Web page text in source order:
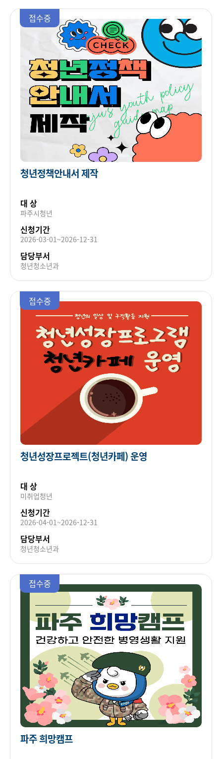
접수중
청년정책안내서 제작
대 상
파주시청년
신청기간
2026-03-01~2026-12-31
담당부서
청년청소년과
접수중
청년성장프로젝트(청년카페) 운영
대 상
미취업청년
신청기간
2026-04-01~2026-12-31
담당부서
청년청소년과
접수중
파주 희망캠프